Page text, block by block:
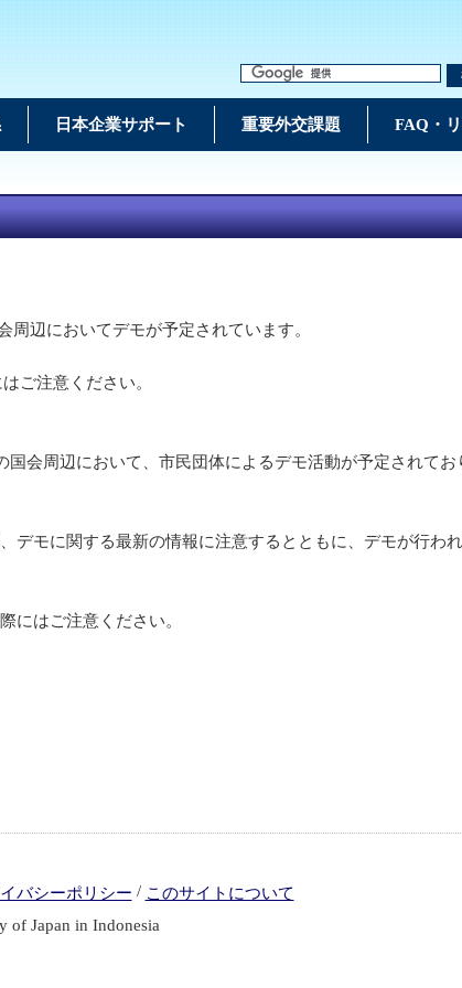
日本企業サポート 重要外交課題 FAQ・
辺においてデモが予定されています。
ご注意ください。
周辺において、市民団体によるデモ活動が予定されてお
モに関する最新の情報に注意するとともに、デモが行わ
はご注意ください。
バシーポリシー / このサイトについて
of Japan in Indonesia